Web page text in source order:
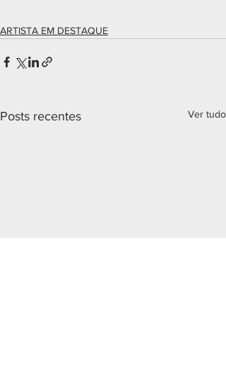
ARTISTA EM DESTAQUE
Posts recentes Ver tudo